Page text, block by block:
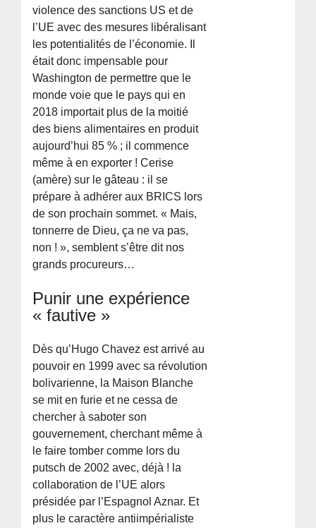
violence des sanctions US et de
l’UE avec des mesures libéralisant
les potentialités de l’économie. Il
était donc impensable pour
Washington de permettre que le
monde voie que le pays qui en
2018 importait plus de la moitié
des biens alimentaires en produit
aujourd’hui 85 % ; il commence
même à en exporter ! Cerise
(amère) sur le gâteau : il se
prépare à adhérer aux BRICS lors
de son prochain sommet. « Mais,
tonnerre de Dieu, ça ne va pas,
non ! », semblent s’être dit nos
grands procureurs…
Punir une expérience
« fautive »
Dès qu’Hugo Chavez est arrivé au
pouvoir en 1999 avec sa révolution
bolivarienne, la Maison Blanche
se mit en furie et ne cessa de
chercher à saboter son
gouvernement, cherchant même à
le faire tomber comme lors du
putsch de 2002 avec, déjà ! la
collaboration de l’UE alors
présidée par l’Espagnol Aznar. Et
plus le caractère antiimpérialiste